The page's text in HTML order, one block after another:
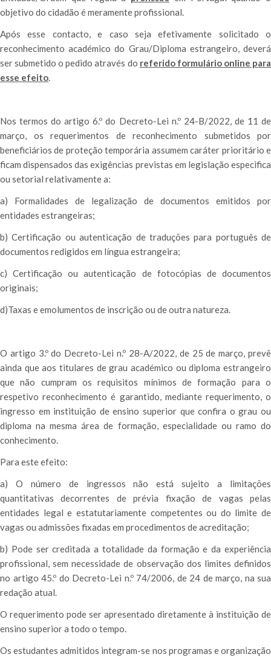
objetivo do cidadão é meramente profissional.
Após esse contacto, e caso seja efetivamente solicitado o
reconhecimento académico do Grau/Diploma estrangeiro, deverá
ser submetido o pedido através do referido formulário online para
esse efeito.
Nos termos do artigo 6.º do Decreto-Lei n.º 24-B/2022, de 11 de
março, os requerimentos de reconhecimento submetidos por
beneficiários de proteção temporária assumem caráter prioritário e
ficam dispensados das exigências previstas em legislação especifica
ou setorial relativamente a:
a) Formalidades de legalização de documentos emitidos por
entidades estrangeiras;
b) Certificação ou autenticação de traduções para português de
documentos redigidos em língua estrangeira;
c) Certificação ou autenticação de fotocópias de documentos
originais;
d)Taxas e emolumentos de inscrição ou de outra natureza.
O artigo 3.º do Decreto-Lei n.º 28-A/2022, de 25 de março, prevê
ainda que aos titulares de grau académico ou diploma estrangeiro
que não cumpram os requisitos mínimos de formação para o
respetivo reconhecimento é garantido, mediante requerimento, o
ingresso em instituição de ensino superior que confira o grau ou
diploma na mesma área de formação, especialidade ou ramo do
conhecimento.
Para este efeito:
a) O número de ingressos não está sujeito a limitações
quantitativas decorrentes de prévia fixação de vagas pelas
entidades legal e estatutariamente competentes ou do limite de
vagas ou admissões fixadas em procedimentos de acreditação;
b) Pode ser creditada a totalidade da formação e da experiência
profissional, sem necessidade de observação dos limites definidos
no artigo 45.º do Decreto-Lei n.º 74/2006, de 24 de março, na sua
redação atual.
O requerimento pode ser apresentado diretamente à instituição de
ensino superior a todo o tempo.
Os estudantes admitidos integram-se nos programas e organização